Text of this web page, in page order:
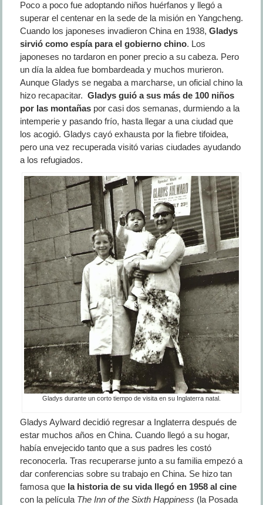
Poco a poco fue adoptando niños huérfanos y llegó a
superar el centenar en la sede de la misión en Yangcheng.
Cuando los japoneses invadieron China en 1938, Gladys
sirvió como espía para el gobierno chino. Los
japoneses no tardaron en poner precio a su cabeza. Pero
un día la aldea fue bombardeada y muchos murieron.
Aunque Gladys se negaba a marcharse, un oficial chino la
hizo recapacitar. Gladys guió a sus más de 100 niños
por las montañaspor casi dos semanas, durmiendo a la
intemperie y pasando frío, hasta llegar a una ciudad que
los acogió. Gladys cayó exhausta por la fiebre tifoidea,
pero una vez recuperada visitó varias ciudades ayudando
a los refugiados.
Gladys durante un corto tiempo de visita en su Inglaterra natal.
Gladys Aylward decidió regresar a Inglaterra después de
estar muchos años en China. Cuando llegó a su hogar,
había envejecido tanto que a sus padres les costó
reconocerla. Tras recuperarse junto a su familia empezó a
dar conferencias sobre su trabajo en China. Se hizo tan
famosa que la historia de su vida llegó en 1958 al cine
con la película The Inn of the Sixth Happiness (la Posada